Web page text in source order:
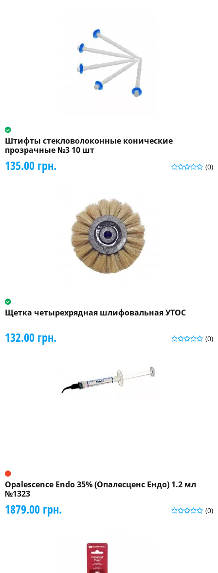
Штифты стекловолоконные конические
прозрачные №3 10 шт
(0)
135.00 грн.
Щетка четырехрядная шлифовальная УТОС
(0)
132.00 грн.
Opalescence Endo 35% (Опалесценс Ендо) 1.2 мл
№1323
(0)
1879.00 грн.